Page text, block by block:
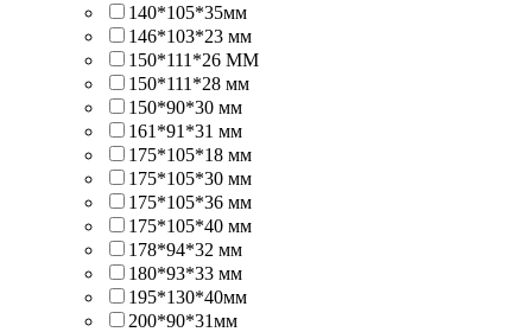
140*105*35мм
146*103*23 мм
150*111*26 MM
150*111*28 мм
150*90*30 мм
161*91*31 мм
175*105*18 мм
175*105*30 мм
175*105*36 мм
175*105*40 мм
178*94*32 мм
180*93*33 мм
195*130*40мм
200*90*31мм